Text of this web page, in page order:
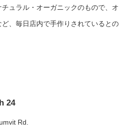
ュラル・オーガニックのもので、オ
、毎日店内で手作りされているとの
24
Rd.